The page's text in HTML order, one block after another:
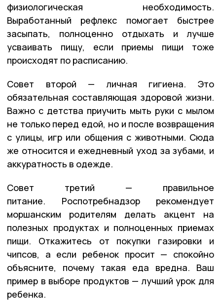
физиологическая необходимость.
Выработанный рефлекс помогает быстрее
засыпать, полноценно отдыхать и лучше
усваивать пищу, если приемы пищи тоже
происходят по расписанию.
Совет второй — личная гигиена. Это
обязательная составляющая здоровой жизни.
Важно с детства приучить мыть руки с мылом
не только перед едой, но и после возвращения
с улицы, игр или общения с животными. Сюда
же относится и ежедневный уход за зубами, и
аккуратность в одежде.
Совет третий — правильное
питание. Роспотребнадзор рекомендует
моршанским родителям делать акцент на
полезных продуктах и полноценных приемах
пищи. Откажитесь от покупки газировки и
чипсов, а если ребенок просит — спокойно
объясните, почему такая еда вредна. Ваш
пример в выборе продуктов — лучший урок для
ребенка.